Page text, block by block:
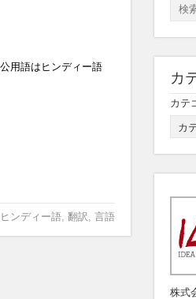
用語はヒンディー語
ヒンディー語, 翻訳, 言語
カ
カテ
株式